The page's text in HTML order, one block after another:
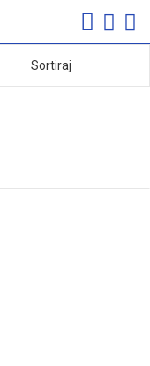
Sortiraj